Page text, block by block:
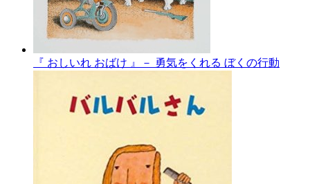
『 おしいれ おばけ 』－ 勇気をくれる ぼくの行動